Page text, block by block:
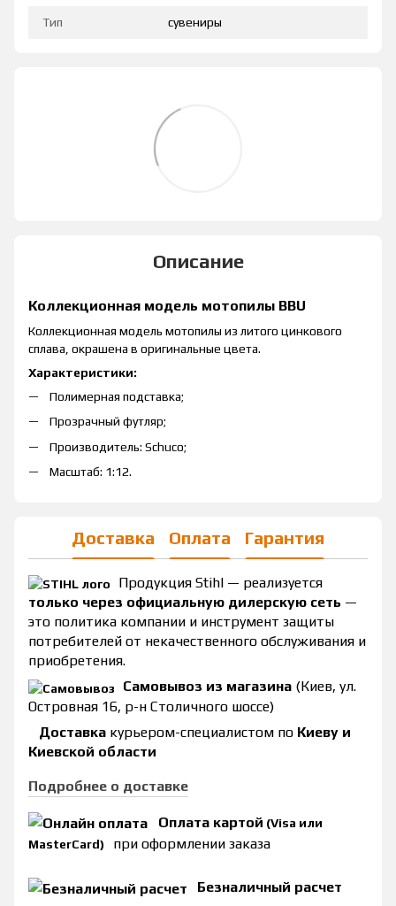
Тип сувениры
Описание
Коллекционная модель мотопилы BBU
Коллекционная модель мотопилы из литого цинкового
сплава, окрашена в оригинальные цвета.
Характеристики:
Полимерная подставка;
Прозрачный футляр;
Производитель: Sсhuco;
Масштаб: 1:12.
Доставка Оплата Гарантия
Продукция Stihl — реализуется
только через официальную дилерскую сеть —
это политика компании и инструмент защиты
потребителей от некачественного обслуживания и
приобретения.
Самовывоз из магазина (Киев, ул.
Островная 16, р-н Столичного шоссе)
Доставка курьером-специалистом по Киеву и
Киевской области
Подробнее о доставке
Оплата картой (Visa или
MasterCard)
при оформлении заказа
Безналичный расчет